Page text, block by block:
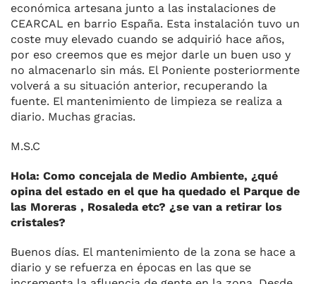
económica artesana junto a las instalaciones de
CEARCAL en barrio España. Esta instalación tuvo un
coste muy elevado cuando se adquirió hace años,
por eso creemos que es mejor darle un buen uso y
no almacenarlo sin más. El Poniente posteriormente
volverá a su situación anterior, recuperando la
fuente. El mantenimiento de limpieza se realiza a
diario. Muchas gracias.
M.S.C
Hola: Como concejala de Medio Ambiente, ¿qué
opina del estado en el que ha quedado el Parque de
las Moreras , Rosaleda etc? ¿se van a retirar los
cristales?
Buenos días. El mantenimiento de la zona se hace a
diario y se refuerza en épocas en las que se